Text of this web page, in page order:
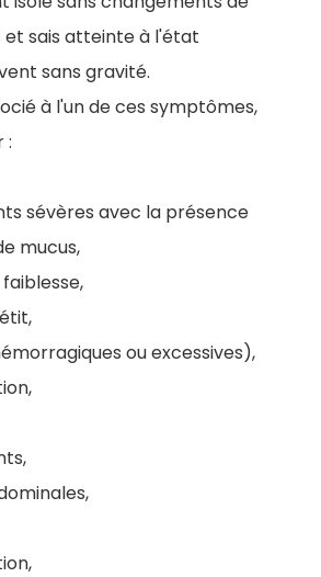
sais atteinte à l'état
sans gravité.
à l'un de ces symptômes,
:
sévères avec la présence
mucus,
ou excessives),